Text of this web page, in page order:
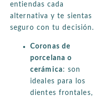
entiendas cada
alternativa y te sientas
seguro con tu decisión.
Coronas de
porcelana o
cerámica: son
ideales para los
dientes frontales,